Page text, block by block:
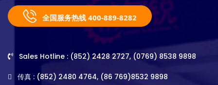
全国服务热线 400-889-8282
Sales Hotline : (852) 2428 2727, (0769) 8538 9898
传真 : (852) 2480 4764, (86 769)8532 9898